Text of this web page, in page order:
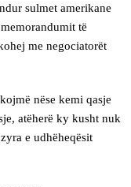
sulmet amerikane
të
me negociatorët
nëse kemi qasje
atëherë ky kusht nuk
e udhëheqësit